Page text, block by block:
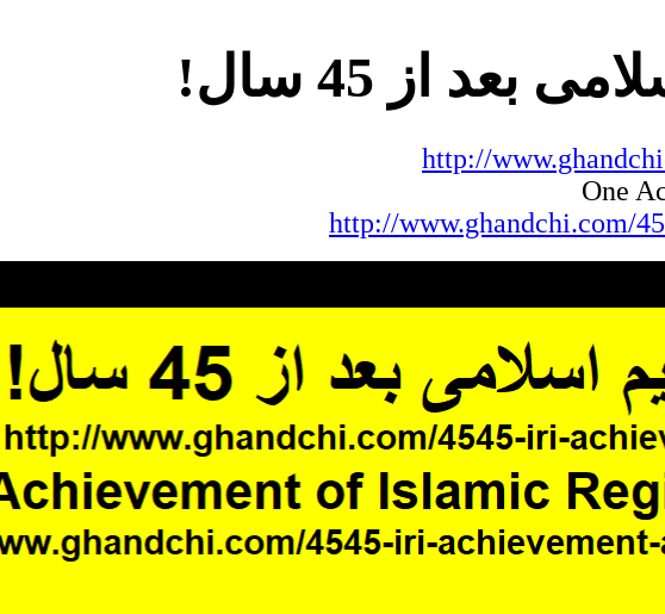
از 45 سال!
http://
http://www.ghandchi.com/